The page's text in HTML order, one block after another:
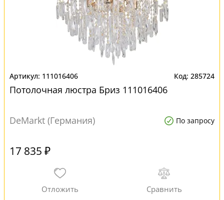
111016406 285724
Потолочная люстра Бриз 111016406
DeMarkt (Германия) По запросу
17 835 ₽